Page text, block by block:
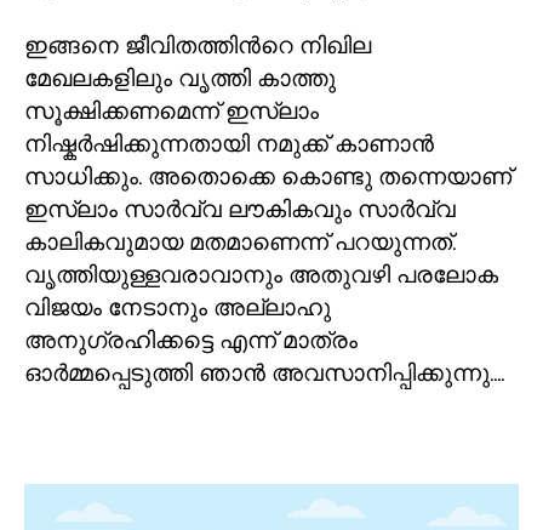
ഇങ്ങനെ ജീവിതത്തിൻറെ നിഖില
മേഖലകളിലും വൃത്തി കാത്തു
സൂക്ഷിക്കണമെന്ന് ഇസ്ലാം
നിഷ്കർഷിക്കുന്നതായി നമുക്ക് കാണാൻ
സാധിക്കും. അതൊക്കെ കൊണ്ടു തന്നെയാണ്
ഇസ്ലാം സാർവ്വ ലൗകികവും സാർവ്വ
കാലികവുമായ മതമാണെന്ന് പറയുന്നത്.
വൃത്തിയുള്ളവരാവാനും അതുവഴി പരലോക
വിജയം നേടാനും അല്ലാഹു
അനുഗ്രഹിക്കട്ടെ എന്ന് മാത്രം
ഓർമ്മപ്പെടുത്തി ഞാൻ അവസാനിപ്പിക്കുന്നു....